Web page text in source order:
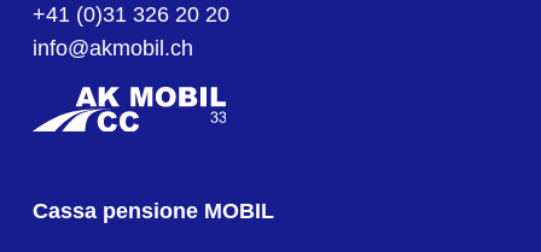
+41 (0)31 326 20 20
info@akmobil.ch
Cassa pensione MOBIL